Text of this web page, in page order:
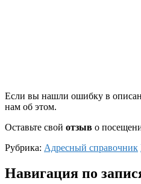
Если вы нашли ошибку в
нам об этом.
Оставьте свой отзыв о
Рубрика: Адресный справочник
Навигация по